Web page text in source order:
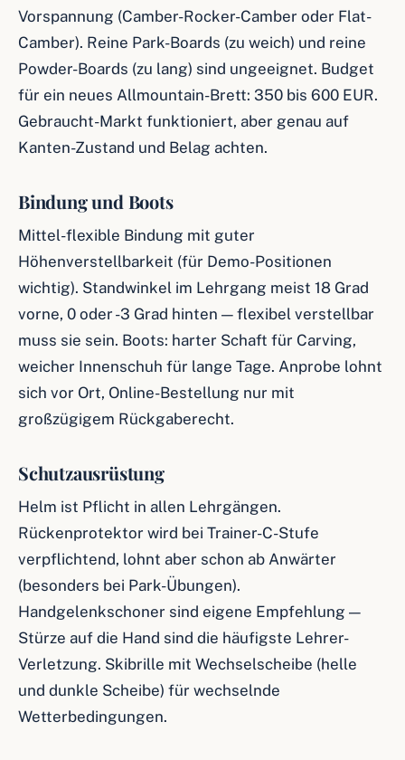
Vorspannung (Camber-Rocker-Camber oder Flat-
Camber). Reine Park-Boards (zu weich) und reine
Powder-Boards (zu lang) sind ungeeignet. Budget
für ein neues Allmountain-Brett: 350 bis 600 EUR.
Gebraucht-Markt funktioniert, aber genau auf
Kanten-Zustand und Belag achten.
Bindung und Boots
Mittel-flexible Bindung mit guter
Höhenverstellbarkeit (für Demo-Positionen
wichtig). Standwinkel im Lehrgang meist 18 Grad
vorne, 0 oder -3 Grad hinten — flexibel verstellbar
muss sie sein. Boots: harter Schaft für Carving,
weicher Innenschuh für lange Tage. Anprobe lohnt
sich vor Ort, Online-Bestellung nur mit
großzügigem Rückgaberecht.
Schutzausrüstung
Helm ist Pflicht in allen Lehrgängen.
Rückenprotektor wird bei Trainer-C-Stufe
verpflichtend, lohnt aber schon ab Anwärter
(besonders bei Park-Übungen).
Handgelenkschoner sind eigene Empfehlung —
Stürze auf die Hand sind die häufigste Lehrer-
Verletzung. Skibrille mit Wechselscheibe (helle
und dunkle Scheibe) für wechselnde
Wetterbedingungen.